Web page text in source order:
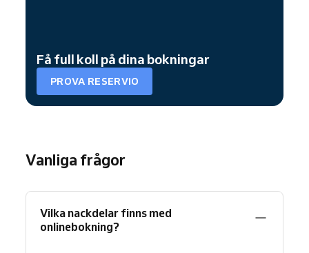
Få full koll på dina bokningar
PROVA RESERVIO
Vanliga frågor
Vilka nackdelar finns med
onlinebokning?